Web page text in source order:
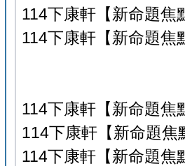
114下康軒【新命題焦
114下康軒【新命題焦
114下康軒【新命題焦
114下康軒【新命題焦
114下康軒【新命題焦